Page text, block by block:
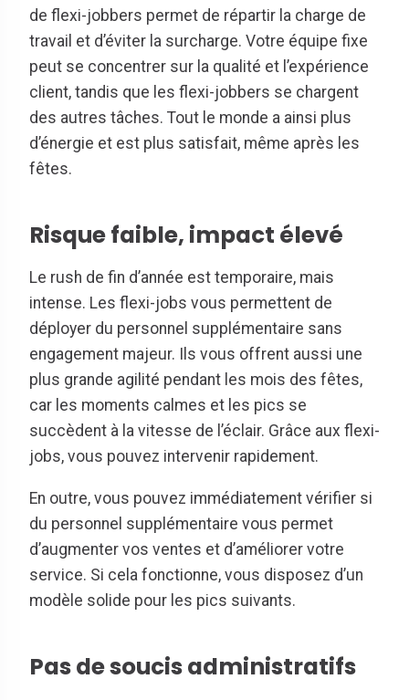
de flexi-jobbers permet de répartir la charge de
travail et d’éviter la surcharge. Votre équipe fixe
peut se concentrer sur la qualité et l’expérience
client, tandis que les flexi-jobbers se chargent
des autres tâches. Tout le monde a ainsi plus
d’énergie et est plus satisfait, même après les
fêtes.
Risque faible, impact élevé
Le rush de fin d’année est temporaire, mais
intense. Les flexi-jobs vous permettent de
déployer du personnel supplémentaire sans
engagement majeur. Ils vous offrent aussi une
plus grande agilité pendant les mois des fêtes,
car les moments calmes et les pics se
succèdent à la vitesse de l’éclair. Grâce aux flexi-
jobs, vous pouvez intervenir rapidement.
En outre, vous pouvez immédiatement vérifier si
du personnel supplémentaire vous permet
d’augmenter vos ventes et d’améliorer votre
service. Si cela fonctionne, vous disposez d’un
modèle solide pour les pics suivants.
Pas de soucis administratifs